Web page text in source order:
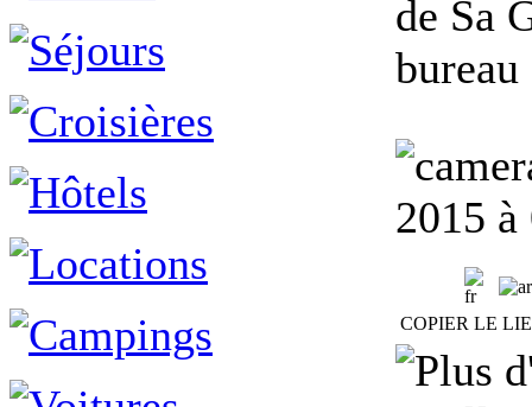
de Sa
2015
COPIER LE